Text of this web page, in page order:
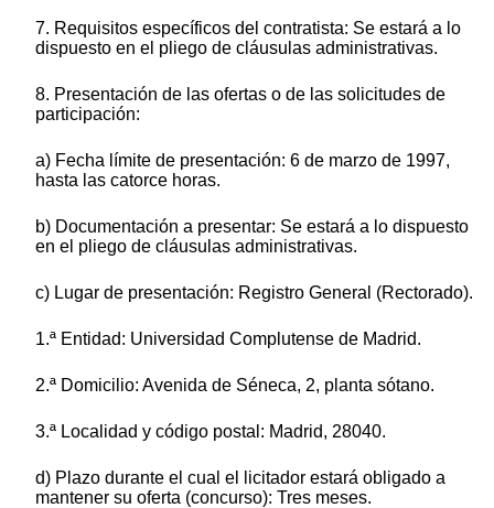
7. Requisitos específicos del contratista: Se estará a lo
dispuesto en el pliego de cláusulas administrativas.
8. Presentación de las ofertas o de las solicitudes de
participación:
a) Fecha límite de presentación: 6 de marzo de 1997,
hasta las catorce horas.
b) Documentación a presentar: Se estará a lo dispuesto
en el pliego de cláusulas administrativas.
c) Lugar de presentación: Registro General (Rectorado).
1.ª Entidad: Universidad Complutense de Madrid.
2.ª Domicilio: Avenida de Séneca, 2, planta sótano.
3.ª Localidad y código postal: Madrid, 28040.
d) Plazo durante el cual el licitador estará obligado a
mantener su oferta (concurso): Tres meses.